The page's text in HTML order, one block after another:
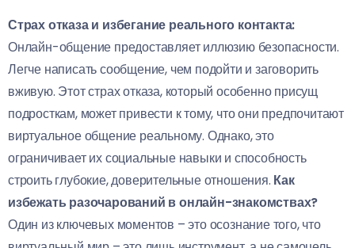
Страх отказа и избегание реального контакта:
Онлайн-общение предоставляет иллюзию безопасности.
Легче написать сообщение, чем подойти и заговорить
вживую. Этот страх отказа, который особенно присущ
подросткам, может привести к тому, что они предпочитают
виртуальное общение реальному. Однако, это
ограничивает их социальные навыки и способность
строить глубокие, доверительные отношения. Как
избежать разочарований в онлайн-знакомствах?
Один из ключевых моментов – это осознание того, что